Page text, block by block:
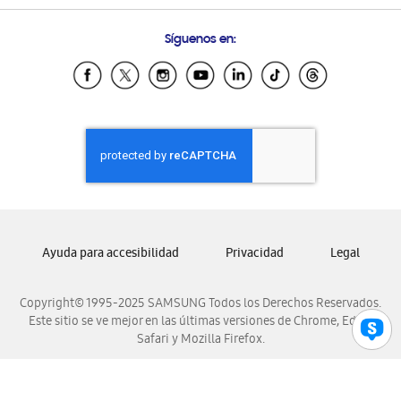
Samsung Ecuador
Samsung El Salvador
Samsung Honduras
Samsung Nicaragua
Samsung Panamá
Samsung Venezuela
Síguenos en:
Copyright© 1995-2025 SAMSUNG Todos los Derechos Reservados.
Este sitio se ve mejor en las últimas versiones de Chrome, Edge,
Safari y Mozilla Firefox.
Ayuda para accesibilidad Privacidad Legal